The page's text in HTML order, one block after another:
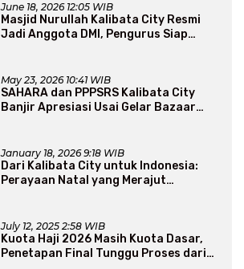
June 18, 2026 12:05 WIB
Masjid Nurullah Kalibata City Resmi
Jadi Anggota DMI, Pengurus Siap
May 23, 2026 10:41 WIB
SAHARA dan PPPSRS Kalibata City
Banjir Apresiasi Usai Gelar Bazaar
January 18, 2026 9:18 WIB
Dari Kalibata City untuk Indonesia:
Perayaan Natal yang Merajut
July 12, 2025 2:58 WIB
Kuota Haji 2026 Masih Kuota Dasar,
Penetapan Final Tunggu Proses dari